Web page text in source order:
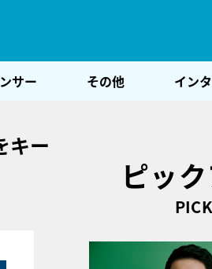
サー その他 イン
キー
ピッ